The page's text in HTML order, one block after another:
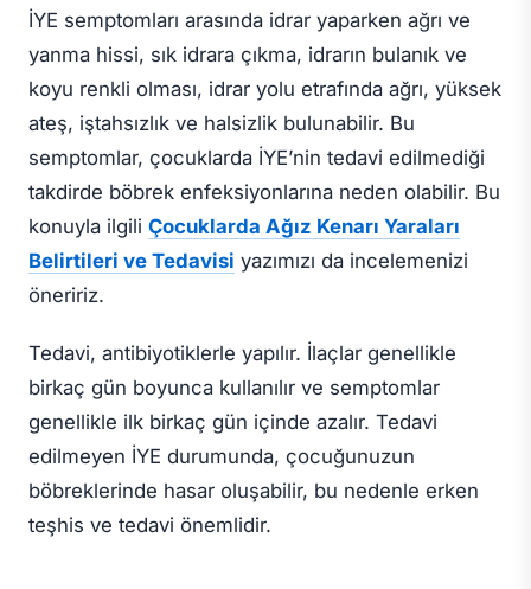
İYE semptomları arasında idrar yaparken ağrı ve
yanma hissi, sık idrara çıkma, idrarın bulanık ve
koyu renkli olması, idrar yolu etrafında ağrı, yüksek
ateş, iştahsızlık ve halsizlik bulunabilir. Bu
semptomlar, çocuklarda İYE’nin tedavi edilmediği
takdirde böbrek enfeksiyonlarına neden olabilir. Bu
konuyla ilgili Çocuklarda Ağız Kenarı Yaraları
Belirtileri ve Tedavisi yazımızı da incelemenizi
öneririz.
Tedavi, antibiyotiklerle yapılır. İlaçlar genellikle
birkaç gün boyunca kullanılır ve semptomlar
genellikle ilk birkaç gün içinde azalır. Tedavi
edilmeyen İYE durumunda, çocuğunuzun
böbreklerinde hasar oluşabilir, bu nedenle erken
teşhis ve tedavi önemlidir.